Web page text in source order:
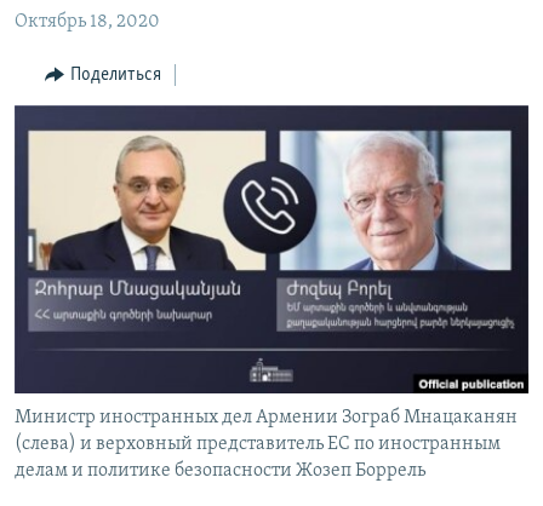
НАГОРНЫЙ КАРАБАХ
КУЛЬТУРА
СПОРТ
Հայերեն
English
Русский
Все сайты Радио Азатутюн
Октябрь 18, 2020
Поделиться
Министр иностранных дел Армении Зограб Мнацаканян
(слева) и верховный представитель ЕС по иностранным
делам и политике безопасности Жозеп Боррель